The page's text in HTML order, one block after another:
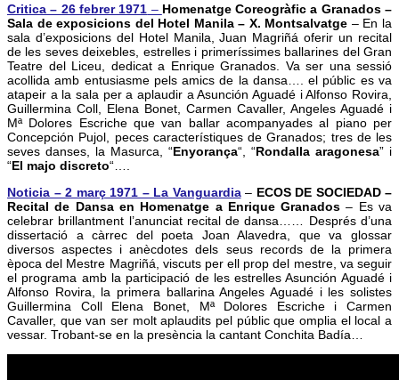
Critica – 26 febrer 1971 – Homenatge Coreogràfic a Granados –
Sala de exposicions del Hotel Manila – X. Montsalvatge – En la
sala d’exposicions del Hotel Manila, Juan Magriñá oferir un recital
de les seves deixebles, estrelles i primeríssimes ballarines del Gran
Teatre del Liceu, dedicat a Enrique Granados. Va ser una sessió
acollida amb entusiasme pels amics de la dansa…. el públic es va
atapeir a la sala per a aplaudir a Asunción Aguadé i Alfonso Rovira,
Guillermina Coll, Elena Bonet, Carmen Cavaller, Angeles Aguadé i
Mª Dolores Escriche que van ballar acompanyades al piano per
Concepción Pujol, peces característiques de Granados; tres de les
seves danses, la Masurca, “Enyorança“, “Rondalla aragonesa” i
“El majo discreto“….
Noticia – 2 març 1971 – La Vanguardia– ECOS DE SOCIEDAD –
Recital de Dansa en Homenatge a Enrique Granados – Es va
celebrar brillantment l’anunciat recital de dansa…… Després d’una
dissertació a càrrec del poeta Joan Alavedra, que va glossar
diversos aspectes i anècdotes dels seus records de la primera
època del Mestre Magriñá, viscuts per ell prop del mestre, va seguir
el programa amb la participació de les estrelles Asunción Aguadé i
Alfonso Rovira, la primera ballarina Angeles Aguadé i les solistes
Guillermina Coll Elena Bonet, Mª Dolores Escriche i Carmen
Cavaller, que van ser molt aplaudits pel públic que omplia el local a
vessar. Trobant-se en la presència la cantant Conchita Badía…